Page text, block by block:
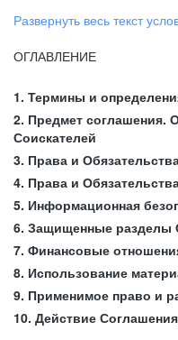
Развернуть весь текст
ОГЛАВЛЕНИЕ
1. Термины и
2. Предмет соглашения.
Соискателей
3. Права и
4. Права и
5. Информационная
6. Защищенные разделы
7. Финансовые
8. Использование
9. Применимое право и
10. Действие